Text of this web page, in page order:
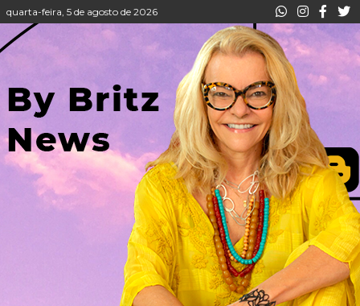
quarta-feira, 5 de agosto de 2026